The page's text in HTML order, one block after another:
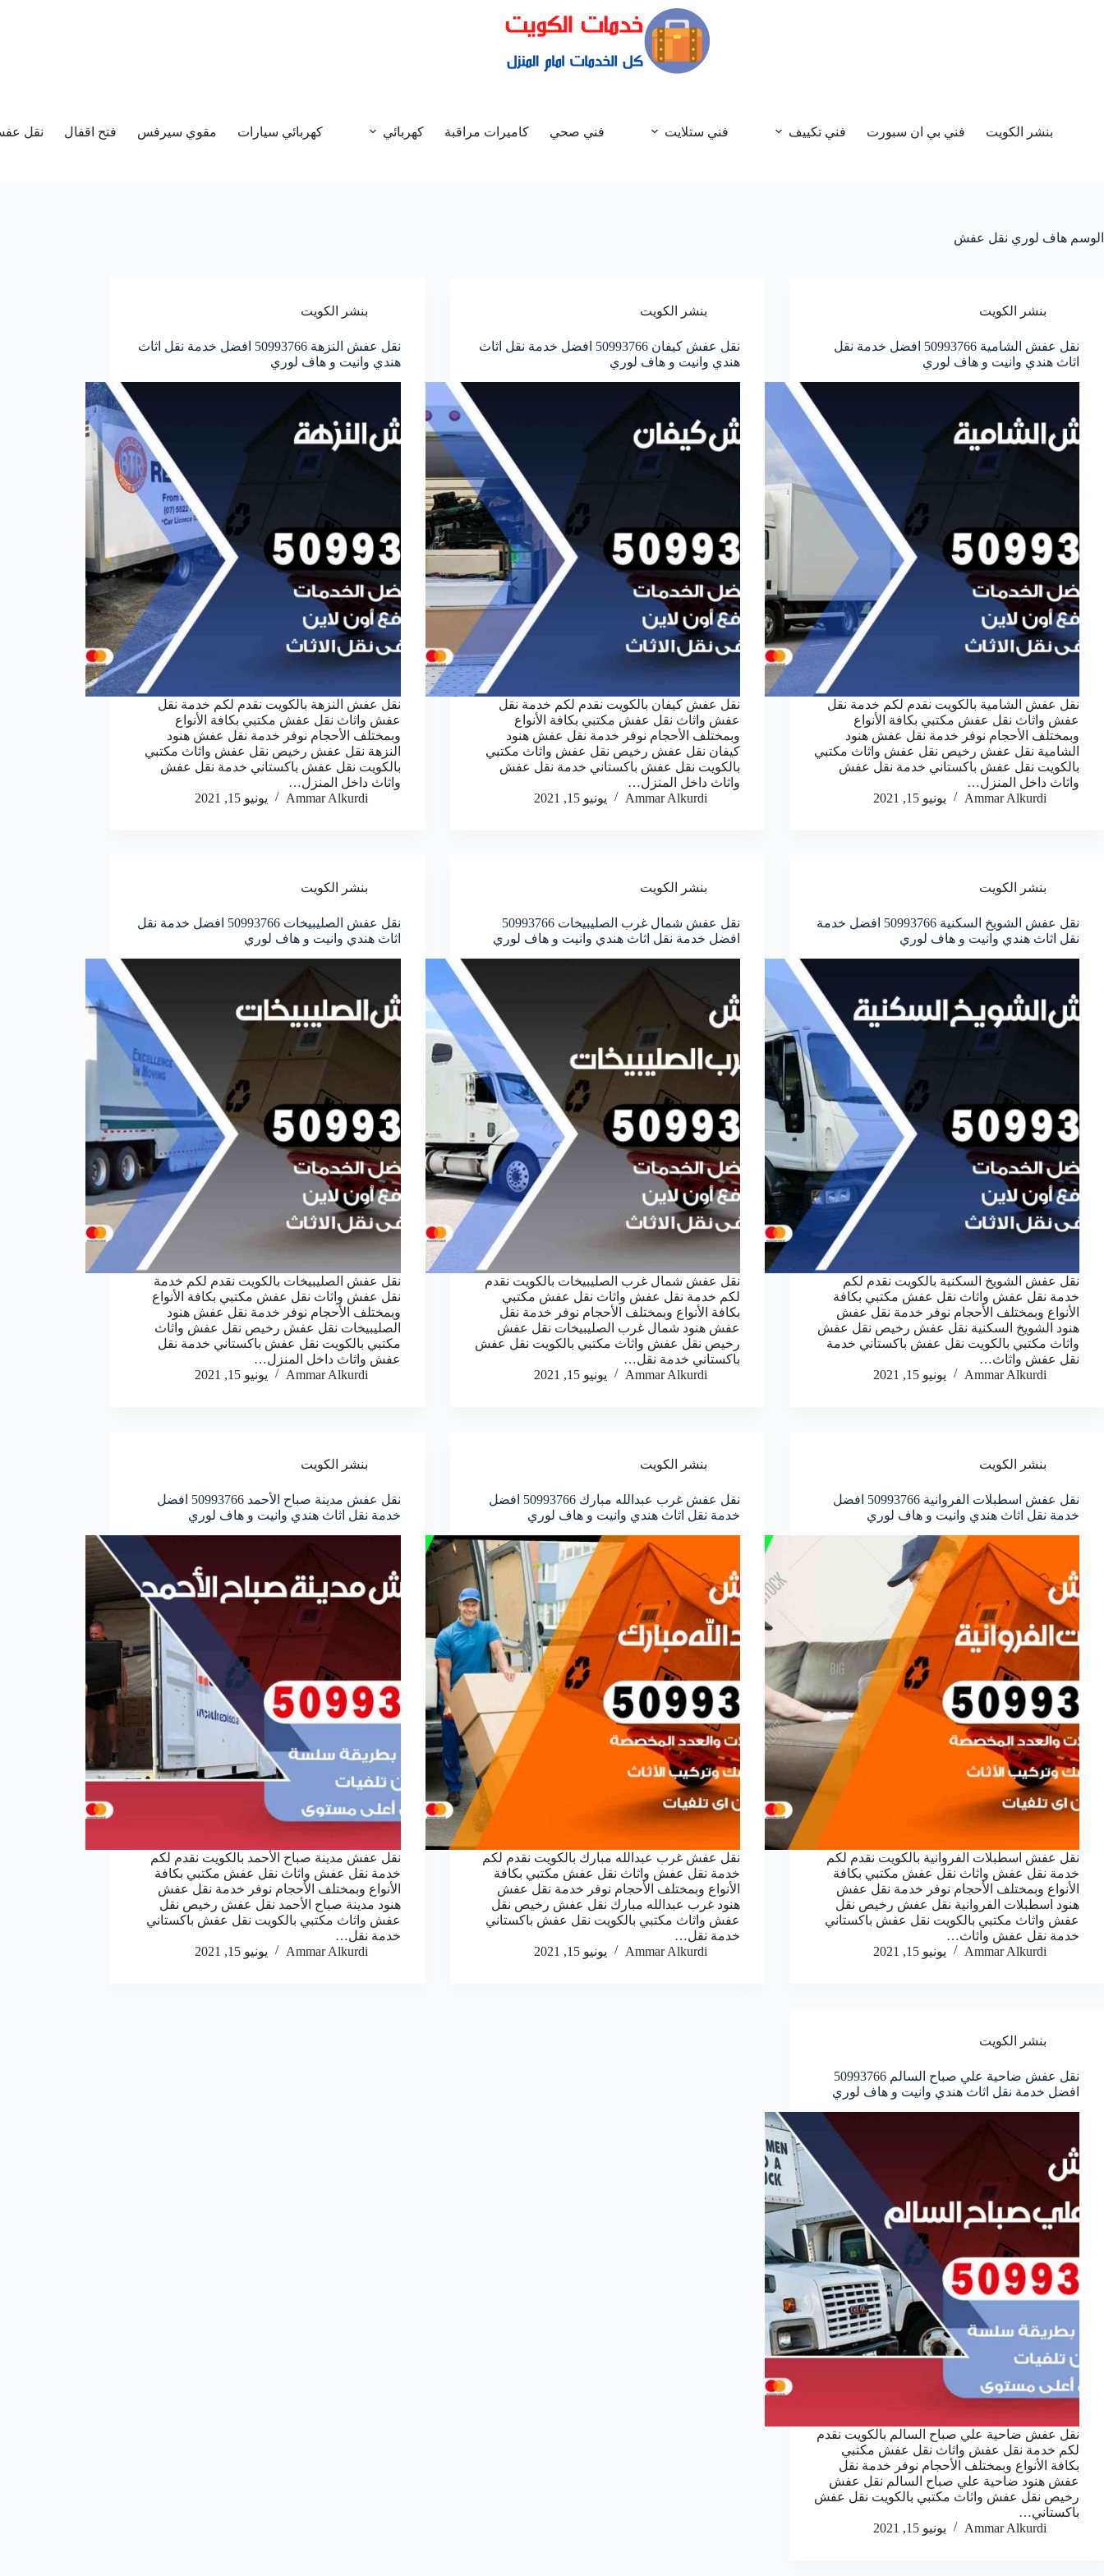
بنشر الكويت فني بي ان سبورت فني تكييف فني ستلايت فني صحي كاميرات مراقبة كهربائي كهربائي سيارات مقوي سيرفس فتح اقفال نقل
الوسم هاف لوري نقل عفش
بنشر الكويت
نقل عفش الشامية 50993766 افضل خدمة نقل
اثاث هندي وانيت و هاف لوري
نقل عفش الشامية بالكويت نقدم لكم خدمة نقل
عفش واثاث نقل عفش مكتبي بكافة الأنواع
وبمختلف الأحجام نوفر خدمة نقل عفش هنود
الشامية نقل عفش رخيص نقل عفش واثاث مكتبي
بالكويت نقل عفش باكستاني خدمة نقل عفش
واثاث داخل المنزل…
Ammar Alkurdi
يونيو 15, 2021
بنشر الكويت
نقل عفش كيفان 50993766 افضل خدمة نقل اثاث
هندي وانيت و هاف لوري
نقل عفش كيفان بالكويت نقدم لكم خدمة نقل
عفش واثاث نقل عفش مكتبي بكافة الأنواع
وبمختلف الأحجام نوفر خدمة نقل عفش هنود
كيفان نقل عفش رخيص نقل عفش واثاث مكتبي
بالكويت نقل عفش باكستاني خدمة نقل عفش
واثاث داخل المنزل…
Ammar Alkurdi
يونيو 15, 2021
بنشر الكويت
نقل عفش النزهة 50993766 افضل خدمة نقل اثاث
هندي وانيت و هاف لوري
نقل عفش النزهة بالكويت نقدم لكم خدمة نقل
عفش واثاث نقل عفش مكتبي بكافة الأنواع
وبمختلف الأحجام نوفر خدمة نقل عفش هنود
النزهة نقل عفش رخيص نقل عفش واثاث مكتبي
بالكويت نقل عفش باكستاني خدمة نقل عفش
واثاث داخل المنزل…
Ammar Alkurdi
يونيو 15, 2021
بنشر الكويت
نقل عفش الشويخ السكنية 50993766 افضل خدمة
نقل اثاث هندي وانيت و هاف لوري
نقل عفش الشويخ السكنية بالكويت نقدم لكم
خدمة نقل عفش واثاث نقل عفش مكتبي بكافة
الأنواع وبمختلف الأحجام نوفر خدمة نقل عفش
هنود الشويخ السكنية نقل عفش رخيص نقل عفش
واثاث مكتبي بالكويت نقل عفش باكستاني خدمة
نقل عفش واثاث…
Ammar Alkurdi
يونيو 15, 2021
بنشر الكويت
نقل عفش شمال غرب الصليبيخات 50993766
افضل خدمة نقل اثاث هندي وانيت و هاف لوري
نقل عفش شمال غرب الصليبيخات بالكويت نقدم
لكم خدمة نقل عفش واثاث نقل عفش مكتبي
بكافة الأنواع وبمختلف الأحجام نوفر خدمة نقل
عفش هنود شمال غرب الصليبيخات نقل عفش
رخيص نقل عفش واثاث مكتبي بالكويت نقل عفش
باكستاني خدمة نقل…
Ammar Alkurdi
يونيو 15, 2021
بنشر الكويت
نقل عفش الصليبيخات 50993766 افضل خدمة نقل
اثاث هندي وانيت و هاف لوري
نقل عفش الصليبيخات بالكويت نقدم لكم خدمة
نقل عفش واثاث نقل عفش مكتبي بكافة الأنواع
وبمختلف الأحجام نوفر خدمة نقل عفش هنود
الصليبيخات نقل عفش رخيص نقل عفش واثاث
مكتبي بالكويت نقل عفش باكستاني خدمة نقل
عفش واثاث داخل المنزل…
Ammar Alkurdi
يونيو 15, 2021
بنشر الكويت
نقل عفش اسطبلات الفروانية 50993766 افضل
خدمة نقل اثاث هندي وانيت و هاف لوري
نقل عفش اسطبلات الفروانية بالكويت نقدم لكم
خدمة نقل عفش واثاث نقل عفش مكتبي بكافة
الأنواع وبمختلف الأحجام نوفر خدمة نقل عفش
هنود اسطبلات الفروانية نقل عفش رخيص نقل
عفش واثاث مكتبي بالكويت نقل عفش باكستاني
خدمة نقل عفش واثاث…
Ammar Alkurdi
يونيو 15, 2021
بنشر الكويت
نقل عفش غرب عبدالله مبارك 50993766 افضل
خدمة نقل اثاث هندي وانيت و هاف لوري
نقل عفش غرب عبدالله مبارك بالكويت نقدم لكم
خدمة نقل عفش واثاث نقل عفش مكتبي بكافة
الأنواع وبمختلف الأحجام نوفر خدمة نقل عفش
هنود غرب عبدالله مبارك نقل عفش رخيص نقل
عفش واثاث مكتبي بالكويت نقل عفش باكستاني
خدمة نقل…
Ammar Alkurdi
يونيو 15, 2021
بنشر الكويت
نقل عفش مدينة صباح الأحمد 50993766 افضل
خدمة نقل اثاث هندي وانيت و هاف لوري
نقل عفش مدينة صباح الأحمد بالكويت نقدم لكم
خدمة نقل عفش واثاث نقل عفش مكتبي بكافة
الأنواع وبمختلف الأحجام نوفر خدمة نقل عفش
هنود مدينة صباح الأحمد نقل عفش رخيص نقل
عفش واثاث مكتبي بالكويت نقل عفش باكستاني
خدمة نقل…
Ammar Alkurdi
يونيو 15, 2021
بنشر الكويت
نقل عفش ضاحية علي صباح السالم 50993766
افضل خدمة نقل اثاث هندي وانيت و هاف لوري
نقل عفش ضاحية علي صباح السالم بالكويت نقدم
لكم خدمة نقل عفش واثاث نقل عفش مكتبي
بكافة الأنواع وبمختلف الأحجام نوفر خدمة نقل
عفش هنود ضاحية علي صباح السالم نقل عفش
رخيص نقل عفش واثاث مكتبي بالكويت نقل عفش
باكستاني…
Ammar Alkurdi
يونيو 15, 2021